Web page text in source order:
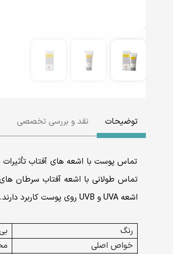
توضیحات نقد و بررسی تخصصی
تماس پوست با اشعه های آفتاب
تماس طولانی با اشعه آفتاب سرطان های
اشعه UVA و UVB روی پوست کاربرد دارند.
رنگ
خواص اصلی